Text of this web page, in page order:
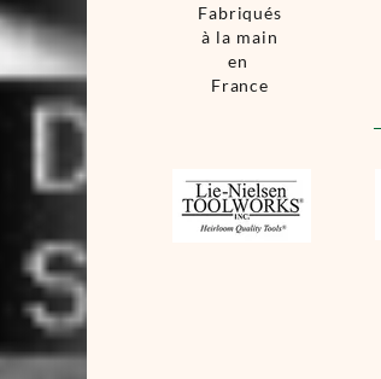
Fabriqués
à la main
en
France